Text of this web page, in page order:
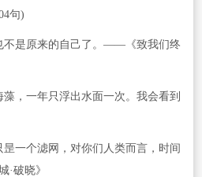
不是原来的自己了。——《致我们终
，一年只浮出水面一次。我会看到
一个滤网，对你们人类而言，时间
·破晓》